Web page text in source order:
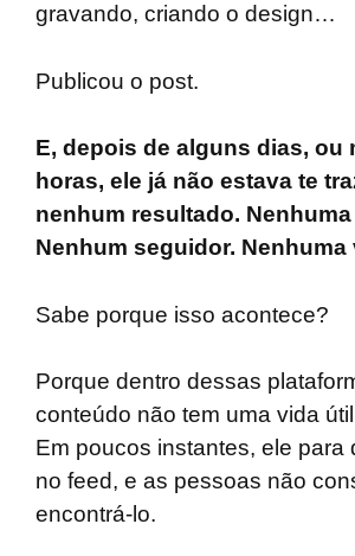
gravando, criando o design…
Publicou o post.
E, depois de alguns dias, ou
horas, ele já não estava te
nenhum resultado.
Nenhum seguidor. Nenhuma
Sabe porque isso acontece?
Porque dentro dessas
conteúdo não tem uma vida
Em poucos instantes, ele para
no feed, e as pessoas não
encontrá-lo.